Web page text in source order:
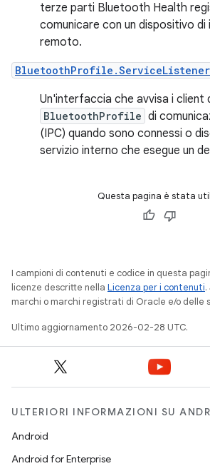
terze parti Bluetooth Health
comunicare con un dispositivo
remoto.
BluetoothProfile.ServiceListener
Un'interfaccia che avvisa i client
BluetoothProfile di
(IPC) quando sono connessi o
servizio interno che esegue un
Questa pagina è stata
I campioni di contenuti e codice in questa
licenze descritte nella Licenza per i contenuti
marchi o marchi registrati di Oracle e/o delle
Ultimo aggiornamento 2026-02-28 UTC.
ULTERIORI INFORMAZIONI SU
Android
Android for Enterprise